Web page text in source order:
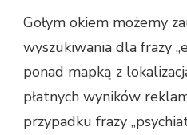
Gołym okiem możemy
wyszukiwania dla frazy
ponad mapką z
płatnych wyników
przypadku frazy